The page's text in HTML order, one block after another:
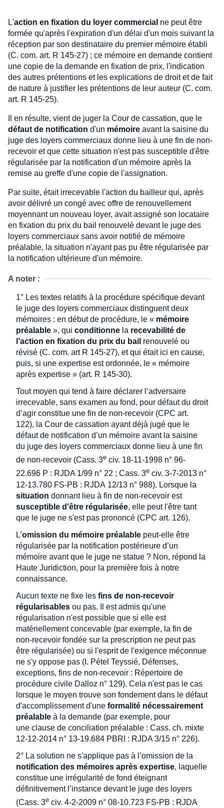
L'action en fixation du loyer commercial ne peut être
formée qu'après l'expiration d'un délai d'un mois suivant la
réception par son destinataire du premier mémoire établi
(C. com. art. R 145-27) ; ce mémoire en demande contient
une copie de la demande en fixation de prix, l'indication
des autres prétentions et les explications de droit et de fait
de nature à justifier les prétentions de leur auteur (C. com.
art. R 145-25).
Il en résulte, vient de juger la Cour de cassation, que le
défaut de notification d'un mémoire avant la saisine du
juge des loyers commerciaux donne lieu à une fin de non-
recevoir et que cette situation n'est pas susceptible d'être
régularisée par la notification d'un mémoire après la
remise au greffe d'une copie de l'assignation.
Par suite, était irrecevable l'action du bailleur qui, après
avoir délivré un congé avec offre de renouvellement
moyennant un nouveau loyer, avait assigné son locataire
en fixation du prix du bail renouvelé devant le juge des
loyers commerciaux sans avoir notifié de mémoire
préalable, la situation n'ayant pas pu être régularisée par
la notification ultérieure d'un mémoire.
A noter :
1° Les textes relatifs à la procédure spécifique devant
le juge des loyers commerciaux distinguent deux
mémoires : en début de procédure, le « mémoire
préalable », qui conditionne la recevabilité de
l’action en fixation du prix du bail renouvelé ou
révisé (C. com. art R 145-27), et qui était ici en cause,
puis, si une expertise est ordonnée, le « mémoire
après expertise » (art. R 145-30).
Tout moyen qui tend à faire déclarer l’adversaire
irrecevable, sans examen au fond, pour défaut du droit
d’agir constitue une fin de non-recevoir (CPC art.
122), la Cour de cassation ayant déjà jugé que le
défaut de notification d’un mémoire avant la saisine
du juge des loyers commerciaux donne lieu à une fin
de non-recevoir (Cass. 3e civ. 18-11-1998 n° 96-
22.696 P : RJDA 1/99 n° 22 ; Cass. 3e civ. 3-7-2013 n°
12-13.780 FS-PB : RJDA 12/13 n° 988). Lorsque la
situation donnant lieu à fin de non-recevoir est
susceptible d'être régularisée, elle peut l'être tant
que le juge ne s'est pas prononcé (CPC art. 126).
L’omission du mémoire préalable peut-elle être
régularisée par la notification postérieure d’un
mémoire avant que le juge ne statue ? Non, répond la
Haute Juridiction, pour la première fois à notre
connaissance.
Aucun texte ne fixe les fins de non-recevoir
régularisables ou pas. Il est admis qu'une
régularisation n'est possible que si elle est
matériellement concevable (par exemple, la fin de
non-recevoir fondée sur la prescription ne peut pas
être régularisée) ou si l'esprit de l'exigence méconnue
ne s'y oppose pas (I. Pétel Teyssié, Défenses,
exceptions, fins de non-recevoir : Répertoire de
procédure civile Dalloz n° 129). Cela n'est pas le cas
lorsque le moyen trouve son fondement dans le défaut
d'accomplissement d'une formalité nécessairement
préalable à la demande (par exemple, pour
une clause de conciliation préalable : Cass. ch. mixte
12-12-2014 n° 13-19.684 PBRI : RJDA 3/15 n° 226).
2° La solution ne s'applique pas à l’omission de la
notification des mémoires après expertise, laquelle
constitue une irrégularité de fond éteignant
définitivement l’instance devant le juge des loyers
(Cass. 3e civ. 4-2-2009 n° 08-10.723 FS-PB : RJDA